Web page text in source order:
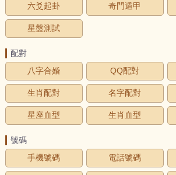
六爻起卦 奇門遁甲
星盤測試
配對
八字合婚
QQ配對
生肖配對 名字配對
星座血型 生肖血型
號碼
手機號碼
電話號碼